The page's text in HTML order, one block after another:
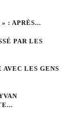
: APRÈS...
PAR LES
LES GENS